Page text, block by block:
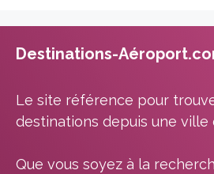
Destinations-
Le site référence pour
destinations depuis une ville
Que vous soyez à la